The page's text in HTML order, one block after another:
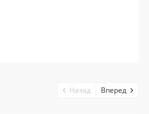
Назад Вперед